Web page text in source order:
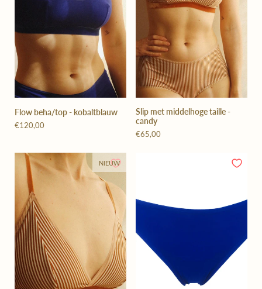
Flow beha/top - kobaltblauw
€120,00
Slip met middelhoge taille -
candy
€65,00
NIEUW